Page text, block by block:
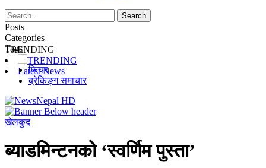
Posts
Categories
Tags
TRENDING
Latest News
TRENDING
फिचर
ब्रेकिङ्ग समाचार
खेलकुद
ब्याडमिन्टनको ‘स्वर्णिम पुस्ता’